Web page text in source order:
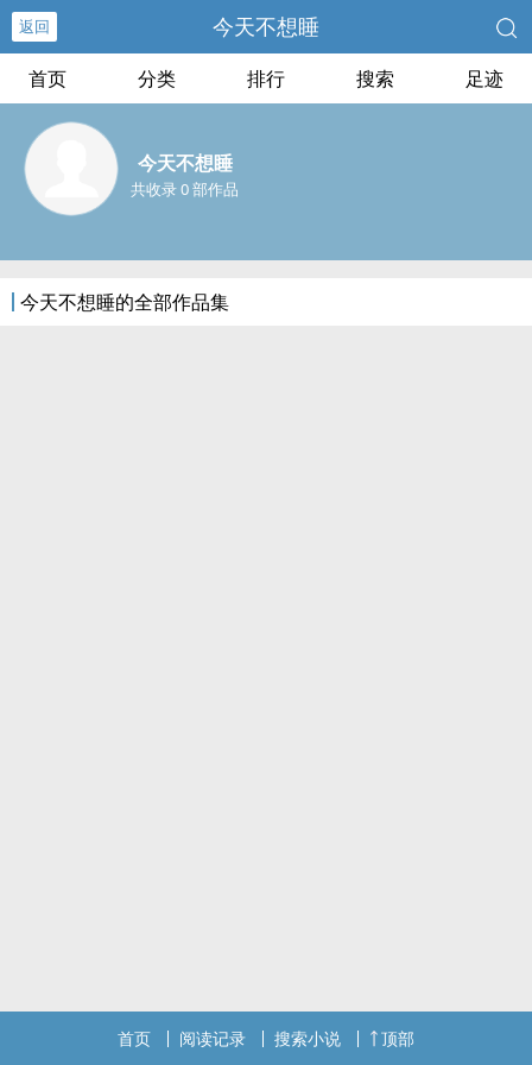
返回 今天不想睡
首页 分类 排行 搜索 足迹
今天不想睡
共收录 0 部作品
今天不想睡的全部作品集
首页 阅读记录 搜索小说 顶部